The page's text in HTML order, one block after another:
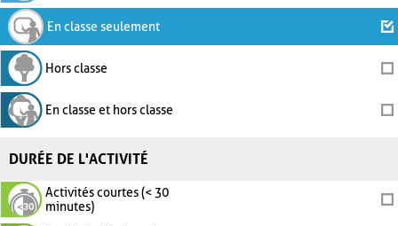
En classe seulement
Hors classe
En classe et hors classe
DURÉE DE L'ACTIVITÉ
Activités courtes (< 30
minutes)